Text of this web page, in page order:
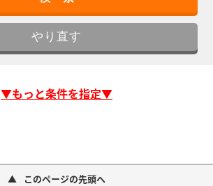
▼もっと条件を指定▼
このページの先頭へ